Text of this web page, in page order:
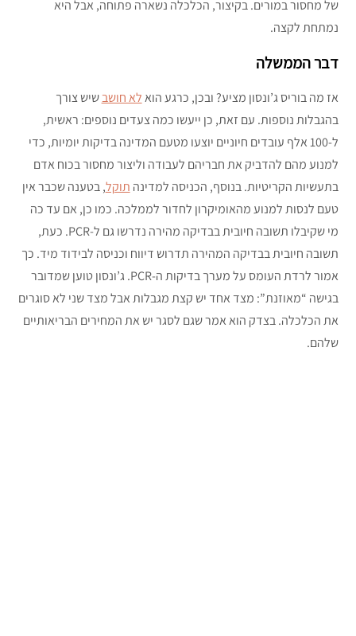
של מחסור במורים. בקיצור, הכלכלה נשארה פתוחה, אבל היא
נמתחת לקצה.
דבר הממשלה
אז מה בוריס ג’ונסון מציע? ובכן, כרגע הואלא חושבשיש צורך
בהגבלות נוספות. עם זאת, כן ייעשו כמה צעדים נוספים: ראשית,
ל-100 אלף עובדים חיוניים יוצעו מטעם המדינה בדיקות יומיות, כדי
למנוע מהם להדביק את חבריהם לעבודה וליצור מחסור בכוח אדם
בתעשיות הקריטיות. בנוסף, הכניסה למדינה תוקל, בטענה שכבר אין
טעם לנסות למנוע מהאומיקרון לחדור לממלכה. כמו כן, אם עד כה
מי שקיבלו תשובה חיובית בבדיקה מהירה נדרשו גם ל-PCR. כעת,
תשובה חיובית בבדיקה המהירה תדרוש דיווח וכניסה לבידוד מיד. כך
אמור לרדת העומס על מערך בדיקות ה-PCR. ג’ונסון טוען שמדובר
בגישה “מאוזנת”: מצד אחד יש קצת מגבלות אבל מצד שני לא סוגרים
את הכלכלה. בצדק הוא אמר שגם לסגר יש את המחירים הבריאותיים
שלהם.